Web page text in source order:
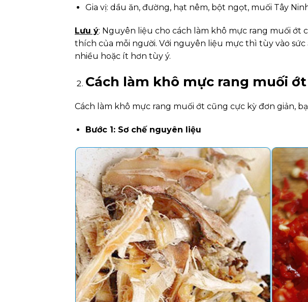
Gia vị: dầu ăn, đường, hạt nêm, bột ngọt, muối Tây
Lưu ý: Nguyên liệu cho cách làm khô mực rang muối ớt
thích của mỗi người. Với nguyên liệu mực thì tùy vào sức
nhiều hoặc ít hơn tùy ý.
Cách làm khô mực rang muối ớt
Cách làm khô mực rang muối ớt cũng cực kỳ đơn giản,
Bước 1: Sơ chế nguyên liệu